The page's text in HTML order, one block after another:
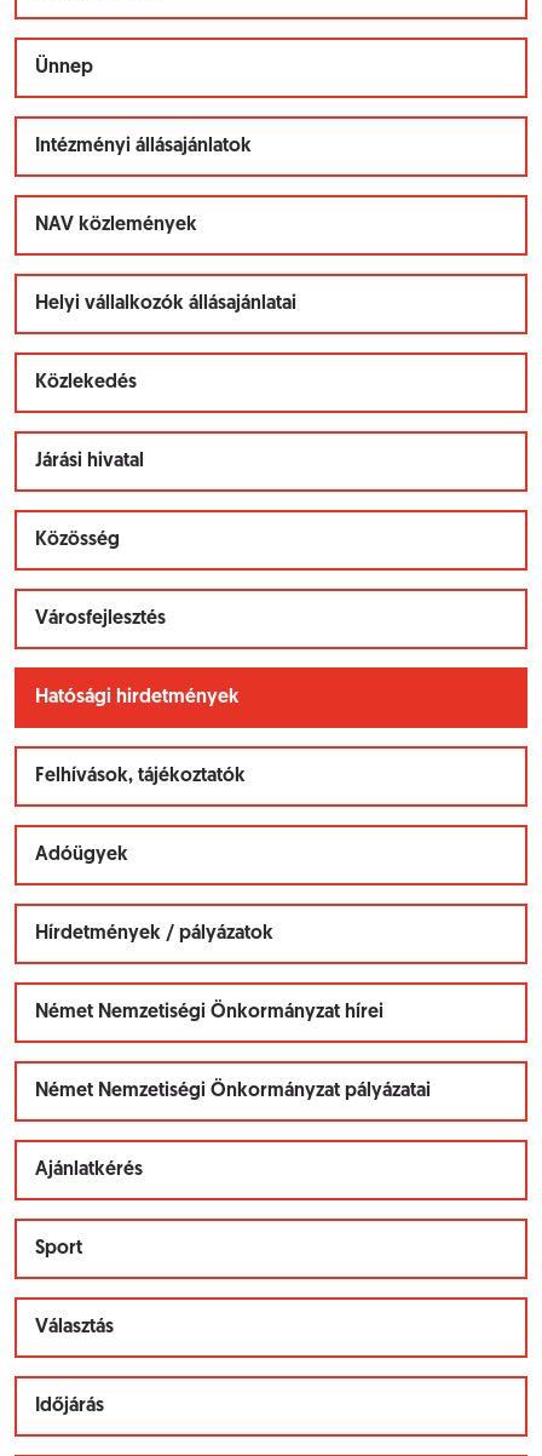
Ünnep
Intézményi állásajánlatok
NAV közlemények
Helyi vállalkozók állásajánlatai
Közlekedés
Járási hivatal
Közösség
Városfejlesztés
Hatósági hirdetmények
Felhívások, tájékoztatók
Adóügyek
Hírdetmények / pályázatok
Német Nemzetiségi Önkormányzat hírei
Német Nemzetiségi Önkormányzat pályázatai
Ajánlatkérés
Sport
Választás
Időjárás